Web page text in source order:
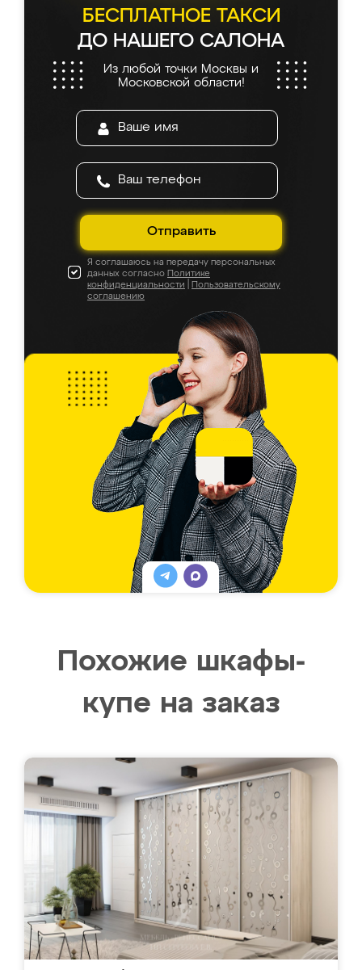
БЕСПЛАТНОЕ ТАКСИ
ДО НАШЕГО САЛОНА
Из любой точки Москвы и
Московской области!
Отправить
Я соглашаюсь на передачу персональных
данных согласно Политике
конфиденциальности
Пользовательскому
соглашению
Похожие шкафы-
купе на заказ